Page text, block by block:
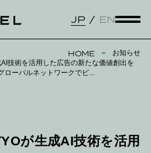
JP EN
HOME
お知らせ
技術を活用した広告の新たな価値創出を
ローバルネットワークでビ...
が生成AI技術を活用